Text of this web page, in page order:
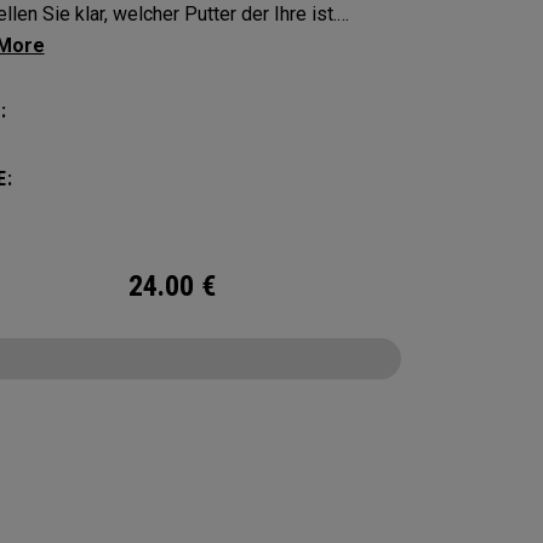
Sie klar, welcher Putter der Ihre ist.
Sie Ihren flachen Schläger mit diesen
24.00 €